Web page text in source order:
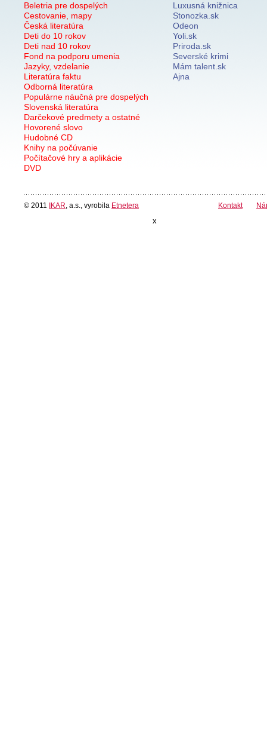
Beletria pre dospelých
Cestovanie, mapy
Česká literatúra
Deti do 10 rokov
Deti nad 10 rokov
Fond na podporu umenia
Jazyky, vzdelanie
Literatúra faktu
Odborná literatúra
Populárne náučná pre dospelých
Slovenská literatúra
Darčekové predmety a ostatné
Hovorené slovo
Hudobné CD
Knihy na počúvanie
Počítačové hry a aplikácie
DVD
Luxusná knižnica
Stonozka.sk
Odeon
Yoli.sk
Priroda.sk
Severské krimi
Mám talent.sk
Ajna
© 2011 IKAR , a.s., vyrobila Etnetera Kontakt
x